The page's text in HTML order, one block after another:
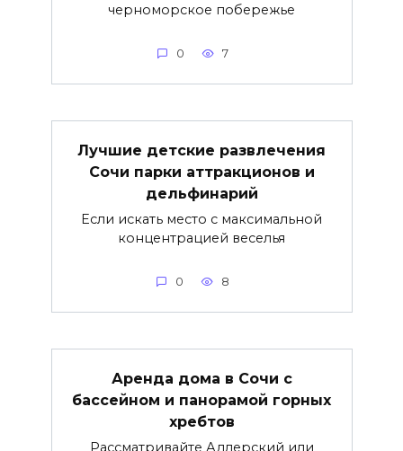
черноморское побережье
0 7
Лучшие детские развлечения
Сочи парки аттракционов и
дельфинарий
Если искать место с максимальной
концентрацией веселья
0 8
Аренда дома в Сочи с
бассейном и панорамой горных
хребтов
Рассматривайте Адлерский или